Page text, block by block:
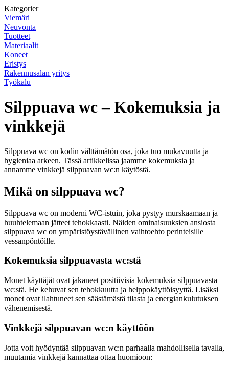
Kategorier
Viemäri
Neuvonta
Tuotteet
Materiaalit
Koneet
Eristys
Rakennusalan yritys
Työkalu
Silppuava wc – Kokemuksia ja
vinkkejä
Silppuava wc on kodin välttämätön osa, joka tuo mukavuutta ja
hygieniaa arkeen. Tässä artikkelissa jaamme kokemuksia ja
annamme vinkkejä silppuavan wc:n käytöstä.
Mikä on silppuava wc?
Silppuava wc on moderni WC-istuin, joka pystyy murskaamaan ja
huuhtelemaan jätteet tehokkaasti. Näiden ominaisuuksien ansiosta
silppuava wc on ympäristöystävällinen vaihtoehto perinteisille
vessanpöntöille.
Kokemuksia silppuavasta wc:stä
Monet käyttäjät ovat jakaneet positiivisia kokemuksia silppuavasta
wc:stä. He kehuvat sen tehokkuutta ja helppokäyttöisyyttä. Lisäksi
monet ovat ilahtuneet sen säästämästä tilasta ja energiankulutuksen
vähenemisestä.
Vinkkejä silppuavan wc:n käyttöön
Jotta voit hyödyntää silppuavan wc:n parhaalla mahdollisella tavalla,
muutamia vinkkejä kannattaa ottaa huomioon: